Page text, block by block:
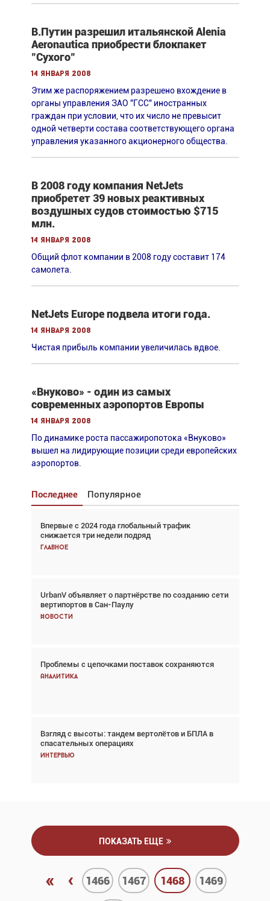
В.Путин разрешил итальянской Alenia
Aeronautica приобрести блокпакет
"Сухого"
14 января 2008
Этим же распоряжением разрешено вхождение в
органы управления ЗАО "ГСС" иностранных
граждан при условии, что их число не превысит
одной четверти состава соответствующего органа
управления указанного акционерного общества.
В 2008 году компания NetJets
приобретет 39 новых реактивных
воздушных судов стоимостью $715
млн.
14 января 2008
Общий флот компании в 2008 году составит 174
самолета.
NetJets Europe подвела итоги года.
14 января 2008
Чистая прибыль компании увеличилась вдвое.
«Внуково» - один из самых
современных аэропортов Европы
14 января 2008
По динамике роста пассажиропотока «Внуково»
вышел на лидирующие позиции среди европейских
аэропортов.
Последнее Популярное
Впервые с 2024 года глобальный трафик
снижается три недели подряд
Главное
UrbanV объявляет о партнёрстве по созданию сети
вертипортов в Сан-Паулу
Новости
Проблемы с цепочками поставок сохраняются
Аналитика
Взгляд с высоты: тандем вертолётов и БПЛА в
спасательных операциях
Интервью
Взгляд с высоты: тандем вертолётов и БПЛА в
спасательных операциях
Главное
Авиационный фотограф Дэйв Кох: «Фотография
говорит сама за себя... а ИИ всё портит»
Новости
Впервые с 2024 года глобальный трафик
снижается три недели подряд
Частный самолёт – это актив. Подходите к
покупке соответствующим образом
Интервью
ПОКАЗАТЬ ЕЩЕ
« ‹ 1466 1467 1468 1469